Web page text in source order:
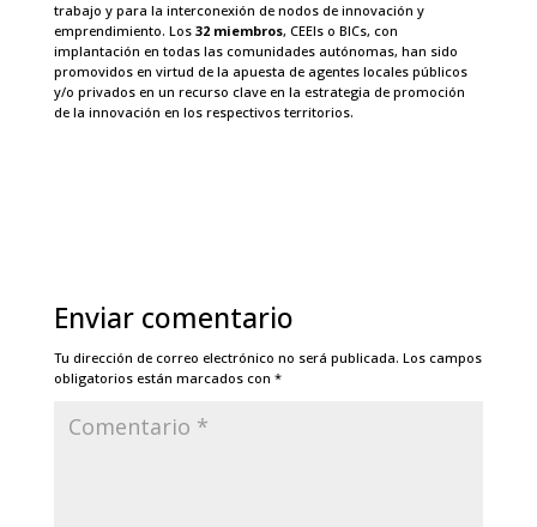
trabajo y para la interconexión de nodos de innovación y
emprendimiento. Los 32 miembros, CEEIs o BICs, con
implantación en todas las comunidades autónomas, han sido
promovidos en virtud de la apuesta de agentes locales públicos
y/o privados en un recurso clave en la estrategia de promoción
de la innovación en los respectivos territorios.
Enviar comentario
Tu dirección de correo electrónico no será publicada. Los campos
obligatorios están marcados con *